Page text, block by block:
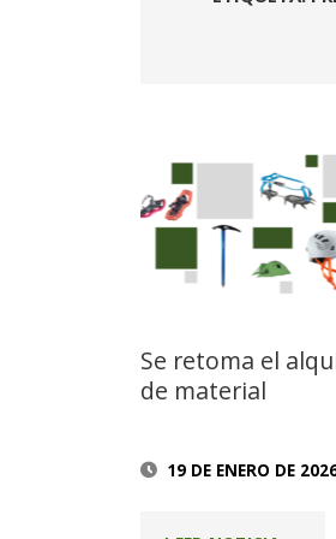
Se retoma el
de material
19 DE ENERO DE